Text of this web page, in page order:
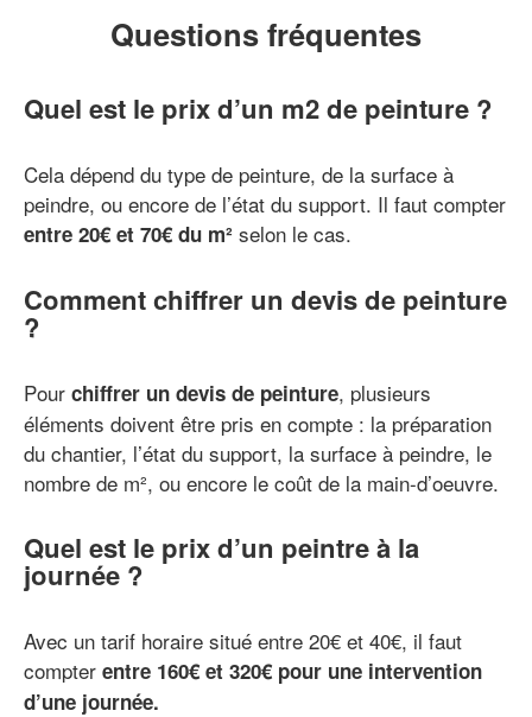
Questions fréquentes
Quel est le prix d’un m2 de peinture ?
Cela dépend du type de peinture, de la surface à
peindre, ou encore de l’état du support. Il faut compter
entre 20€ et 70€ du m² selon le cas.
Comment chiffrer un devis de peinture
?
Pour chiffrer un devis de peinture, plusieurs
éléments doivent être pris en compte : la préparation
du chantier, l’état du support, la surface à peindre, le
nombre de m², ou encore le coût de la main-d’oeuvre.
Quel est le prix d’un peintre à la
journée ?
Avec un tarif horaire situé entre 20€ et 40€, il faut
compter entre 160€ et 320€ pour une intervention
d’une journée.